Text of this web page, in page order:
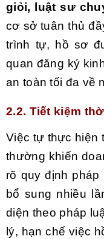
giỏi, luật sư
cơ sở tuân thủ
trình tự, hồ sơ
quan đăng ký
an toàn tối đa về
2.2. Tiết kiệm
Việc tự thực hiện
thường khiến
rõ quy định
bổ sung nhiều
diện theo pháp
lý, hạn chế việc